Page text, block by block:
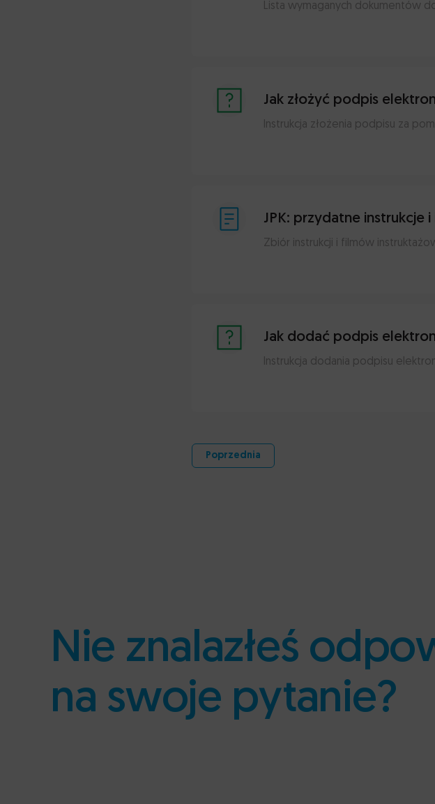
Lista wymaganych dokumentów
Jak złożyć podpis
Instrukcja złożenia podpisu za
JPK: przydatne instrukcje
Zbiór instrukcji i filmów
Jak dodać podpis
Instrukcja dodania podpisu
Poprzednia
Nie znalazłeś
na swoje pytanie?